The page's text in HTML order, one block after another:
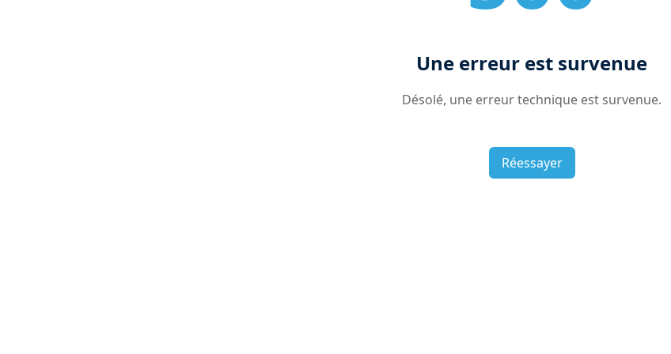
Une erreur est survenue
Désolé, une erreur technique est survenue.
Réessayer